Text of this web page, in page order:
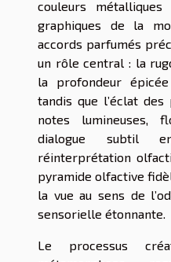
couleurs
graphiques de la
accords parfumés
un rôle central : la
la profondeur
tandis que l’éclat
notes lumineuses,
dialogue subtil
réinterprétation
pyramide olfactive
la vue au sens de
sensorielle étonnante.
Le processus